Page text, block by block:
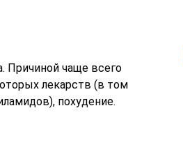
Причиной чаще всего
лекарств (в том
похудение.